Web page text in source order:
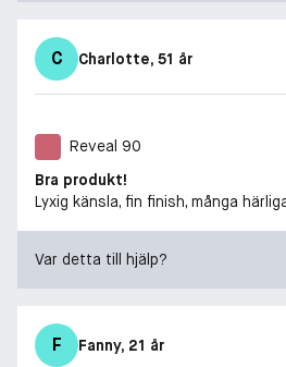
C Charlotte, 51 år
Reveal 90
Bra produkt!
Lyxig känsla, fin finish, många
Var detta till hjälp?
F Fanny, 21 år